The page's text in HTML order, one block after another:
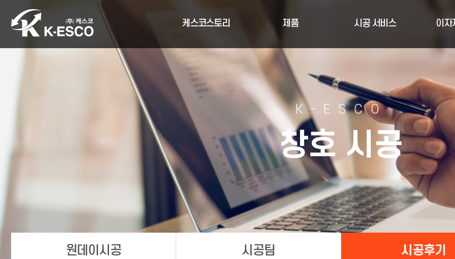
케스코스토리 제품 시공 서비스 이자
K-ESCO
창호 시공
원데이시공 시공팀 시공후기